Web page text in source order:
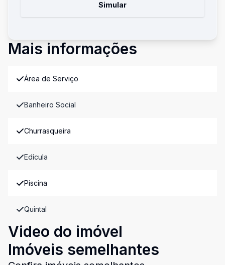
Simular
Mais informações
Área de Serviço
Banheiro Social
Churrasqueira
Edícula
Piscina
Quintal
Video do imóvel
Imóveis semelhantes